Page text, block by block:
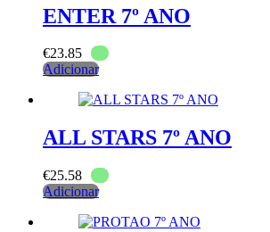
ENTER 7º ANO
€23.85
Adicionar
ALL STARS 7º ANO
€25.58
Adicionar